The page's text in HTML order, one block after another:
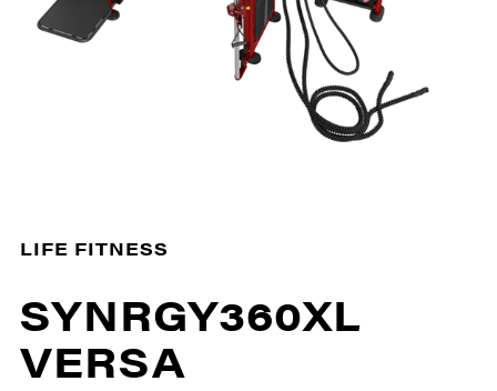
LIFE FITNESS
SYNRGY360XL
VERSA